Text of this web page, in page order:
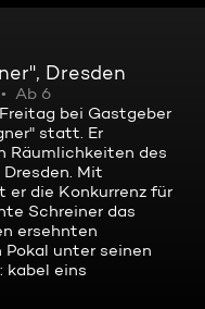
Dresden
Ab 6
bei Gastgeber
statt. Er
Räumlichkeiten des
Mit
er die Konkurrenz für
Schreiner das
ersehnten
unter seinen
kabel eins